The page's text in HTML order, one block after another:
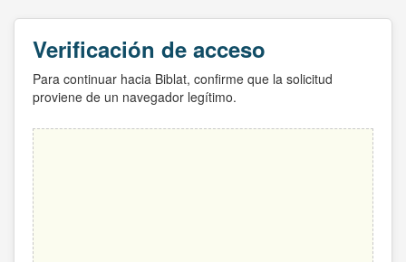
Verificación de acceso
Para continuar hacia Biblat, confirme que la solicitud
proviene de un navegador legítimo.